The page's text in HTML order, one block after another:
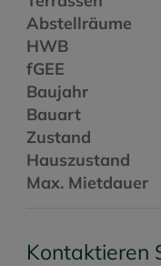
Abstellräume
HWB
fGEE
Baujahr
Bauart
Zustand
Hauszustand
Max. Mietdauer
Kontaktieren